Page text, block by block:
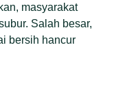
masyarakat
Salah besar,
bersih hancur